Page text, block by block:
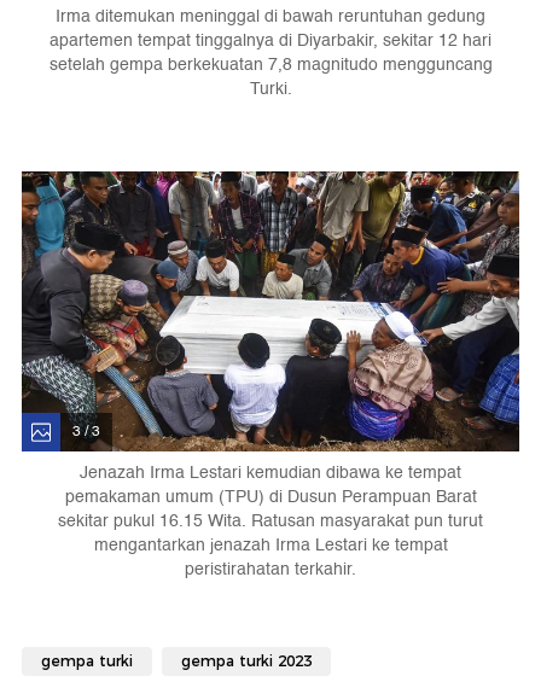
Irma ditemukan meninggal di bawah reruntuhan gedung
apartemen tempat tinggalnya di Diyarbakir, sekitar 12 hari
setelah gempa berkekuatan 7,8 magnitudo mengguncang
Turki.
3 / 3
Jenazah Irma Lestari kemudian dibawa ke tempat
pemakaman umum (TPU) di Dusun Perampuan Barat
sekitar pukul 16.15 Wita. Ratusan masyarakat pun turut
mengantarkan jenazah Irma Lestari ke tempat
peristirahatan terkahir.
gempa turki gempa turki 2023